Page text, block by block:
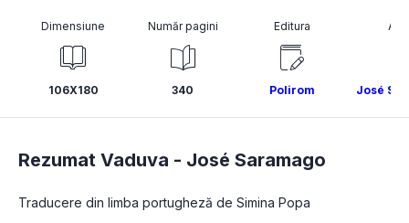
Dimensiune
106X180
Număr pagini
340
Editura
Polirom José
Rezumat Vaduva - José Saramago
Traducere din limba portugheză de Simina Popa